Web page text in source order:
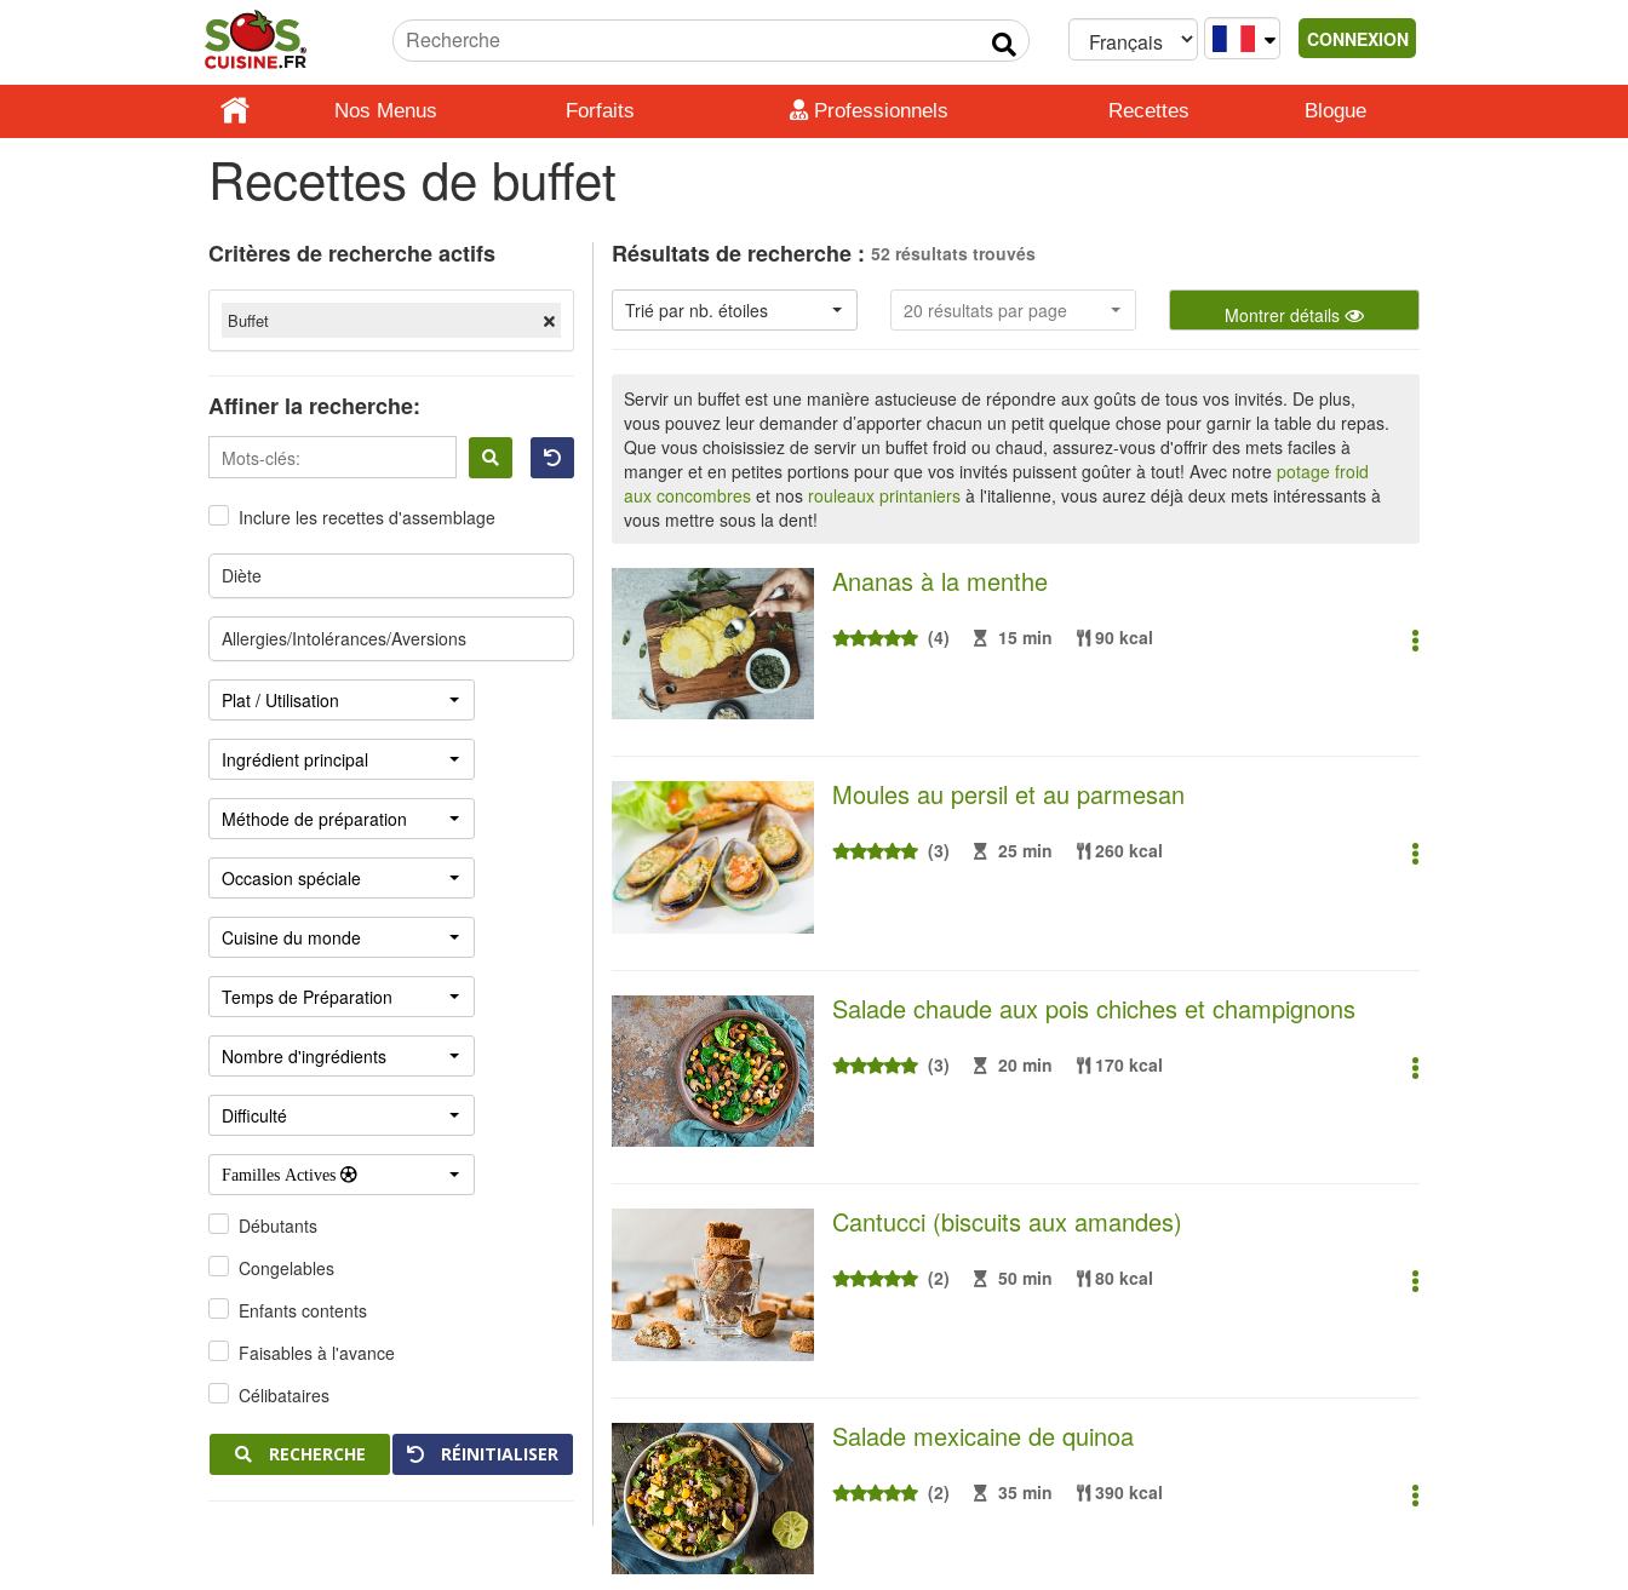
CONNEXION
Nos Menus Forfaits Professionnels Recettes Blogue
Recettes de buffet
Se
connecter
Critères de recherche actifs
Buffet
Affiner la recherche:
Inclure les recettes d'assemblage
Diète
Allergies/Intolérances/Aversions
Plat / Utilisation
Ingrédient principal
Méthode de préparation
Occasion spéciale
Cuisine du monde
Temps de Préparation
Nombre d'ingrédients
Difficulté
Familles Actives 
Débutants
Congelables
Enfants contents
Faisables à l'avance
Célibataires
RECHERCHE RÉINITIALISER
Résultats de recherche : 52 résultats trouvés
Trié par nb. étoiles 20 résultats par page Montrer détails
Servir un buffet est une manière astucieuse de répondre aux goûts de tous vos invités. De plus,
vous pouvez leur demander d’apporter chacun un petit quelque chose pour garnir la table du repas.
Que vous choisissiez de servir un buffet froid ou chaud, assurez-vous d'offrir des mets faciles à
manger et en petites portions pour que vos invités puissent goûter à tout! Avec notre potage froid
aux concombres et nos rouleaux printaniers à l'italienne, vous aurez déjà deux mets intéressants à
vous mettre sous la dent!
Ananas à la menthe
(4) 15 min 90 kcal
Moules au persil et au parmesan
(3) 25 min 260 kcal
Salade chaude aux pois chiches et champignons
(3) 20 min 170 kcal
Cantucci (biscuits aux amandes)
(2) 50 min 80 kcal
Salade mexicaine de quinoa
(2) 35 min 390 kcal